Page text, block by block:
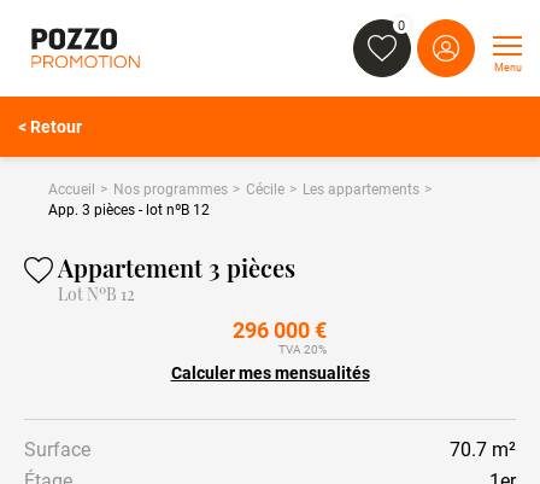
0
Menu
< Retour
Accueil Nos programmes Cécile
Les appartements
App. 3 pièces - lot nºB 12
Appartement 3 pièces
Lot NºB 12
296 000 €
TVA 20%
Calculer mes mensualités
Surface
70.7 m²